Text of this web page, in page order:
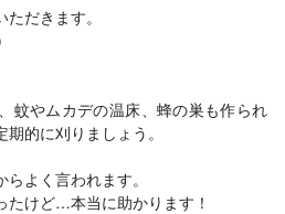
だきます。
蚊やムカデの温床、蜂の巣も作られ
的に刈りましょう。
よく言われます。
たけど…本当に助かります！